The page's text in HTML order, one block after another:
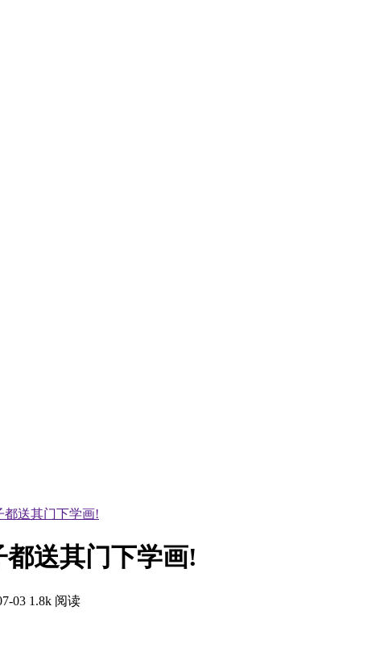
都送其门下学画!
送其门下学画!
03 1.8k 阅读